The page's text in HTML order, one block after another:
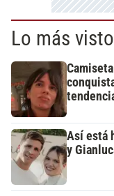
Lo más visto
Así está
y